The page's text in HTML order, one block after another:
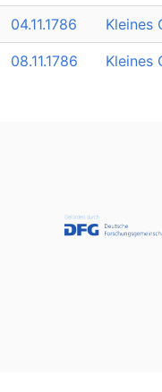
04.11.1786 Kleines
08.11.1786 Kleines